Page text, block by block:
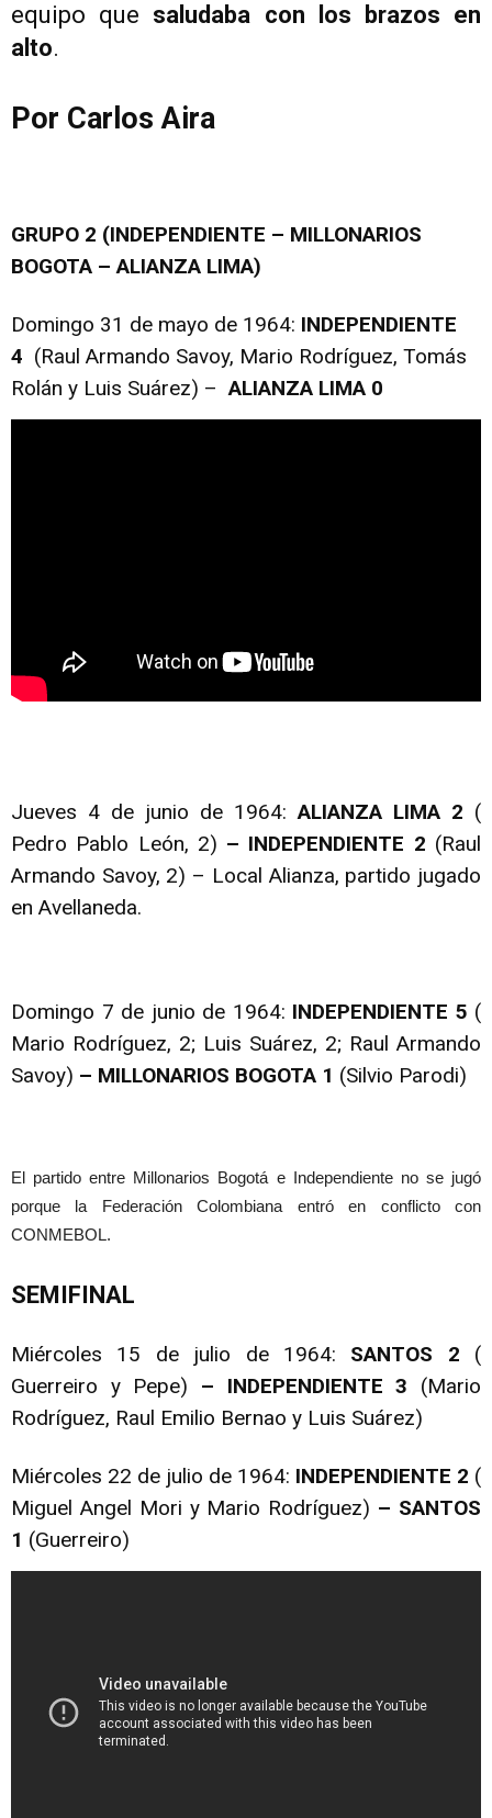
equipo que saludaba con los brazos en
alto.
Por Carlos Aira
GRUPO 2 (INDEPENDIENTE – MILLONARIOS
BOGOTA – ALIANZA LIMA)
Domingo 31 de mayo de 1964: INDEPENDIENTE
4 (Raul Armando Savoy, Mario Rodríguez, Tomás
Rolán y Luis Suárez) – ALIANZA LIMA 0
Jueves 4 de junio de 1964:ALIANZA LIMA 2 (
Pedro Pablo León, 2) – INDEPENDIENTE 2 (Raul
Armando Savoy, 2) – Local Alianza, partido jugado
en Avellaneda.
Domingo 7 de junio de 1964: INDEPENDIENTE 5 (
Mario Rodríguez, 2; Luis Suárez, 2; Raul Armando
Savoy) – MILLONARIOS BOGOTA 1 (Silvio Parodi)
El partido entre Millonarios Bogotá e Independiente no se jugó
porque la Federación Colombiana entró en conflicto con
CONMEBOL.
SEMIFINAL
Miércoles 15 de julio de 1964: SANTOS 2 (
Guerreiro y Pepe) – INDEPENDIENTE 3 (Mario
Rodríguez, Raul Emilio Bernao y Luis Suárez)
Miércoles 22 de julio de 1964: INDEPENDIENTE 2 (
Miguel Angel Mori y Mario Rodríguez) – SANTOS
1 (Guerreiro)